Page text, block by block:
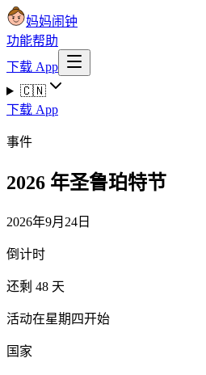
妈妈闹钟
功能帮助
下载 App
🇨🇳
下载 App
事件
2026 年圣鲁珀特节
2026年9月24日
倒计时
还剩 48 天
活动在星期四开始
国家